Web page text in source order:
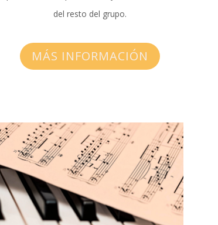
del resto del grupo.
MÁS INFORMACIÓN